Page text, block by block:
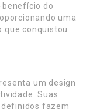
do
uma
que conquistou
um design
Suas
definidos fazem